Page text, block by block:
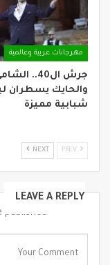
مهرجانات عربية وعالمية
جرش ال40..
والحايك يسطران
شبابية مميزة
NEXT
LEAVE A REPLY